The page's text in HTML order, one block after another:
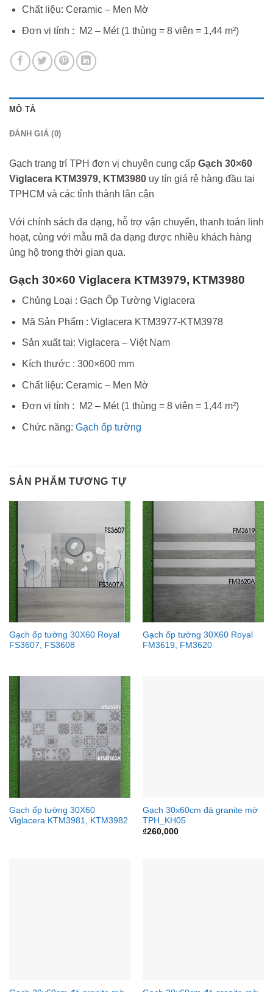
Chất liệu: Ceramic – Men Mờ
Đơn vị tính : M2 – Mét (1 thùng = 8 viên = 1,44 m²)
MÔ TẢ
ĐÁNH GIÁ (0)
Gạch trang trí TPH đơn vị chuyên cung cấp Gạch 30×60
Viglacera KTM3979, KTM3980 uy tín giá rẻ hàng đầu tại
TPHCM và các tỉnh thành lân cận
Với chính sách đa dạng, hỗ trợ vận chuyển, thanh toán linh
hoạt, cùng với mẫu mã đa dạng được nhiều khách hàng
ủng hộ trong thời gian qua.
Gạch 30×60 Viglacera KTM3979, KTM3980
Chủng Loại : Gạch Ốp Tường Viglacera
Mã Sản Phẩm : Viglacera KTM3977-KTM3978
Sản xuất tại: Viglacera – Việt Nam
Kích thước : 300×600 mm
Chất liệu: Ceramic – Men Mờ
Đơn vị tính : M2 – Mét (1 thùng = 8 viên = 1,44 m²)
Chức năng: Gạch ốp tường
SẢN PHẨM TƯƠNG TỰ
Gạch ốp tường 30X60 Royal
FS3607, FS3608
Gạch ốp tường 30X60 Royal
FM3619, FM3620
Gạch ốp tường 30X60
Viglacera KTM3981, KTM3982
Gạch 30x60cm đá granite mờ
TPH_KH05
₫260,000